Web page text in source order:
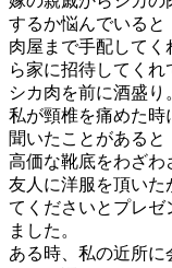
するか悩んでいると
肉屋まで手配してく
ら家に招待してくれ
シカ肉を前に酒盛り
私が頸椎を痛めた時
聞いたことがあると
高価な靴底をわざわ
友人に洋服を頂いた
てくださいとプレゼ
ました。
ある時、私の近所に